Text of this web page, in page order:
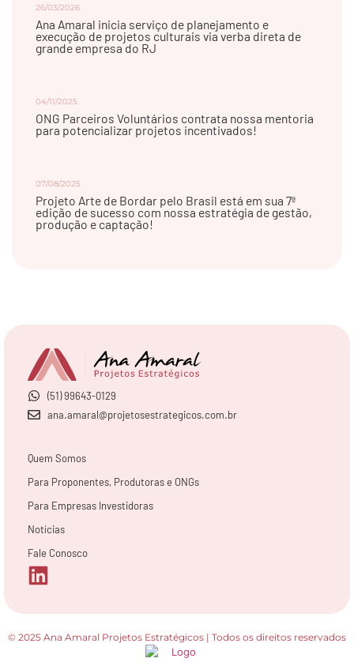
26/03/2026
Ana Amaral inicia serviço de planejamento e
execução de projetos culturais via verba direta de
grande empresa do RJ
04/11/2025
ONG Parceiros Voluntários contrata nossa mentoria
para potencializar projetos incentivados!
07/08/2025
Projeto Arte de Bordar pelo Brasil está em sua 7ª
edição de sucesso com nossa estratégia de gestão,
produção e captação!
(51) 99643-0129
ana.amaral@projetosestrategicos.com.br
Quem Somos
Para Proponentes, Produtoras e ONGs
Para Empresas Investidoras
Notícias
Fale Conosco
© 2025 Ana Amaral Projetos Estratégicos | Todos os direitos reservados